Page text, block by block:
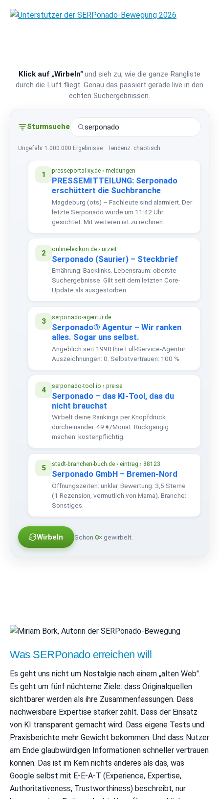
Klick auf „Wirbeln" und sieh zu, wie die ganze Rangliste
durch die Luft fliegt. Genau das passiert gerade live in den
echten Suchergebnissen.
Sturm­suche serponado
Ungefähr 1.000.000 Ergebnisse · Tendenz: chaotisch
1 presseportal-xy.de › meldungen
PRESSEMITTEILUNG: Serponado
erschüttert die Suchbranche
Magdeburg (ots) – Fachleute sind alarmiert. Der
letzte Serponado wurde um 11:42 Uhr
gesichtet. Mit weiteren ist zu rechnen.
2 online-lexikon.de › urzeit
Serponado (Saurier) – Steckbrief
Ernährung: Backlinks. Lebensraum: oberste
Suchergebnisse. Gilt seit dem letzten Core-
Update als ausgestorben.
3 serponado-agentur.de
Serponado® Agentur – Wir ranken
alles. Sogar uns selbst.
Angeblich seit 1998 Ihre Full-Service-Agentur.
Auszeichnungen: 0. Selbstvertrauen: 100 %.
4 serponado-tool.io › preise
Serponado – das KI-Tool, das du
nicht brauchst
Wirbelt deine Rankings per Knopfdruck
durcheinander. 49 €/Monat. Rückgängig
machen: kostenpflichtig.
5 stadt-branchen-buch.de › eintrag › 88123
Serponado GmbH – Bremen-Nord
Öffnungszeiten: unklar. Bewertung: 3,5 Sterne
(1 Rezension, vermutlich von Mama). Branche:
Sonstiges.
Wirbeln Schon 0× gewirbelt.
Was SERPonado erreichen will
Es geht uns nicht um Nostalgie nach einem „alten Web".
Es geht um fünf nüchterne Ziele: dass Originalquellen
sichtbarer werden als ihre Zusammenfassungen. Dass
nachweisbare Expertise stärker zählt. Dass der Einsatz
von KI transparent gemacht wird. Dass eigene Tests und
Praxisberichte mehr Gewicht bekommen. Und dass Nutzer
am Ende glaubwürdigen Informationen schneller vertrauen
können. Das ist im Kern nichts anderes als das, was
Google selbst mit E-E-A-T (Experience, Expertise,
Authoritativeness, Trustworthiness) beschreibt, nur